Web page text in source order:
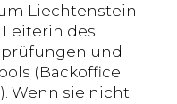
Liechtenstein
des
und
(Backoffice
Wenn sie nicht